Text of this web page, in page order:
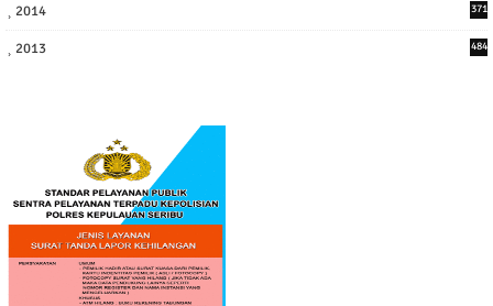
2014 371
2013 484